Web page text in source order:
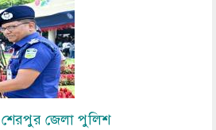
জেলা পুলিশ